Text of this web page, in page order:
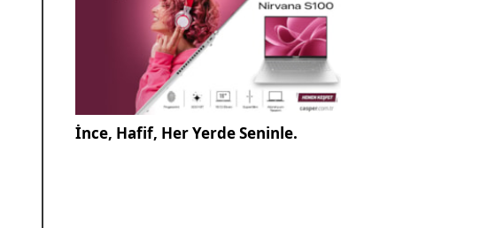
İnce, Hafif, Her Yerde Seninle.